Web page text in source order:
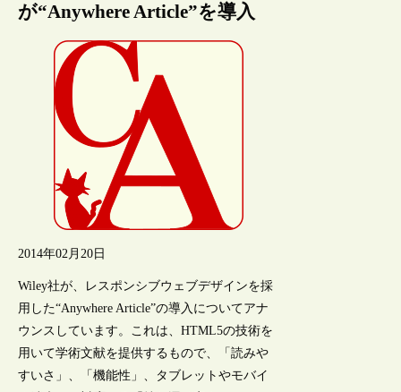
が“Anywhere Article”を導入
2014年02月20日
Wiley社が、レスポンシブウェブデザインを採
用した“Anywhere Article”の導入についてアナ
ウンスしています。これは、HTML5の技術を
用いて学術文献を提供するもので、「読みや
すいさ」、「機能性」、タブレットやモバイ